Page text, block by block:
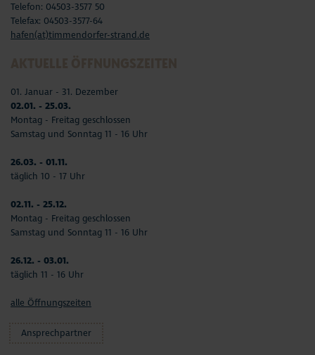
Telefon: 04503-3577 50
Telefax: 04503-3577-64
hafen(at)timmendorfer-strand.de
01. Januar - 31. Dezember
02.01. - 25.03.
Montag - Freitag geschlossen
Samstag und Sonntag 11 - 16 Uhr
26.03. - 01.11.
täglich 10 - 17 Uhr
02.11. - 25.12.
Montag - Freitag geschlossen
Samstag und Sonntag 11 - 16 Uhr
26.12. - 03.01.
täglich 11 - 16 Uhr
alle Öffnungszeiten
Ansprechpartner